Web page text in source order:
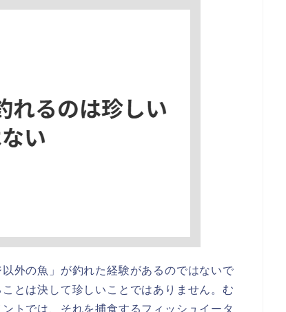
外の魚」が釣れた経験があるのではないで
とは決して珍しいことではありません。む
トでは、それを捕食するフィッシュイータ